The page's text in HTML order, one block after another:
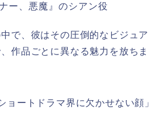
ー、悪魔』のシアン役
で、彼はその圧倒的なビジュア
作品ごとに異なる魅力を放ちま
ョートドラマ界に欠かせない顔」